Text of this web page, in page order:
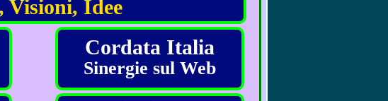
Visioni, Idee
Cordata Italia
Sinergie sul Web